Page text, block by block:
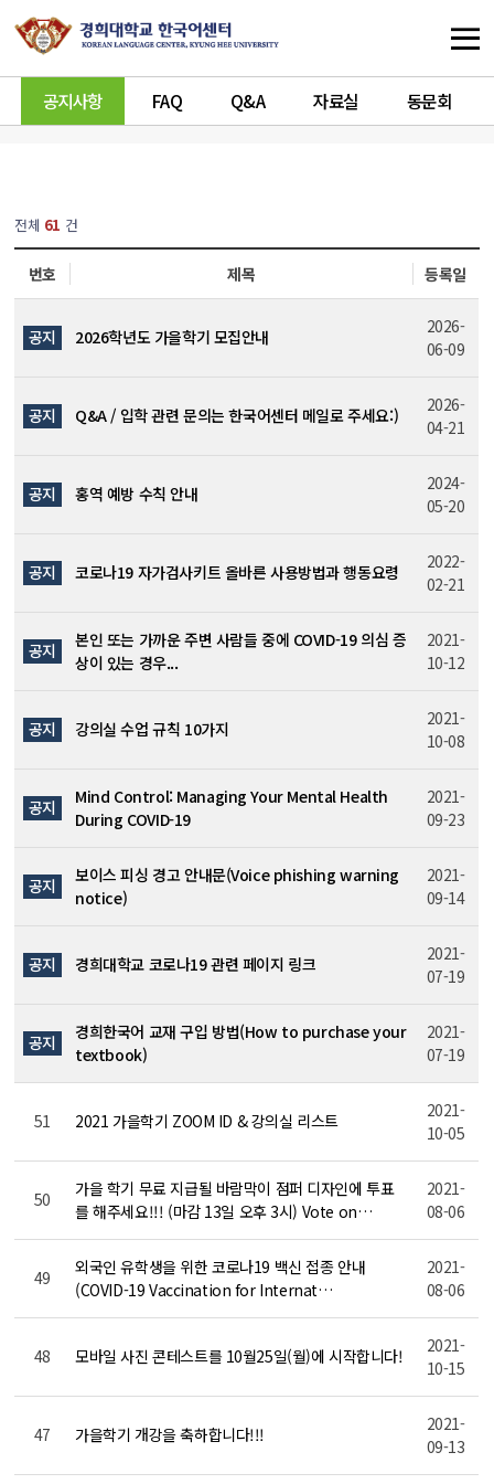
공지사항 FAQ Q&A 자료실 동문회
전체 61 건
번호 제목 등록일
공지 2026학년도 가을학기 모집안내
2026-
06-09
공지 Q&A / 입학 관련 문의는 한국어센터 메일로 주세요:)
2026-
04-21
공지 홍역 예방 수칙 안내
2024-
05-20
공지 코로나19 자가검사키트 올바른 사용방법과 행동요령
2022-
02-21
공지
본인 또는 가까운 주변 사람들 중에 COVID-19 의심 증
상이 있는 경우...
2021-
10-12
공지 강의실 수업 규칙 10가지
2021-
10-08
공지
Mind Control: Managing Your Mental Health
During COVID-19
2021-
09-23
공지
보이스 피싱 경고 안내문(Voice phishing warning
notice)
2021-
09-14
공지 경희대학교 코로나19 관련 페이지 링크
2021-
07-19
공지
경희한국어 교재 구입 방법(How to purchase your
textbook)
2021-
07-19
51 2021 가을학기 ZOOM ID & 강의실 리스트
2021-
10-05
50
가을 학기 무료 지급될 바람막이 점퍼 디자인에 투표
를 해주세요!!! (마감 13일 오후 3시) Vote on…
2021-
08-06
49
외국인 유학생을 위한 코로나19 백신 접종 안내
(COVID-19 Vaccination for Internat…
2021-
08-06
48 모바일 사진 콘테스트를 10월25일(월)에 시작합니다!
2021-
10-15
47 가을학기 개강을 축하합니다!!!
2021-
09-13